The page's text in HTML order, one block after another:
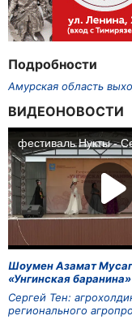
Подробности
Амурская область
ВИДЕОНОВОСТИ
Шоумен Азамат
«Унгинская
Сергей Тен:
регионального